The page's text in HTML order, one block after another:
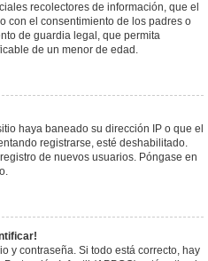
recolectores de información, que el
con el consentimiento de los padres o
de guardia legal, que permita
de un menor de edad.
haya baneado su dirección IP o que el
registrarse, esté deshabilitado.
de nuevos usuarios. Póngase en
y contraseña. Si todo está correcto, hay